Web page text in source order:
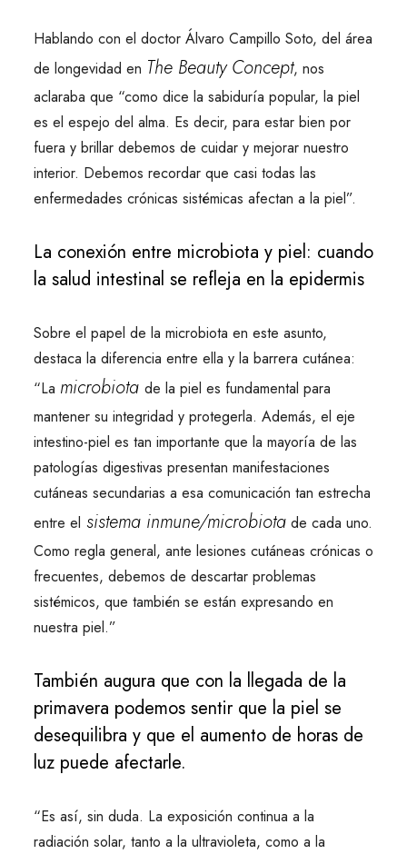
Hablando con el doctor Álvaro Campillo Soto, del área
de longevidad en The Beauty Concept, nos
aclaraba que “como dice la sabiduría popular, la piel
es el espejo del alma. Es decir, para estar bien por
fuera y brillar debemos de cuidar y mejorar nuestro
interior. Debemos recordar que casi todas las
enfermedades crónicas sistémicas afectan a la piel”.
La conexión entre microbiota y piel: cuando
la salud intestinal se refleja en la epidermis
Sobre el papel de la microbiota en este asunto,
destaca la diferencia entre ella y la barrera cutánea:
“La microbiota de la piel es fundamental para
mantener su integridad y protegerla. Además, el eje
intestino-piel es tan importante que la mayoría de las
patologías digestivas presentan manifestaciones
cutáneas secundarias a esa comunicación tan estrecha
entre el sistema inmune/microbiotade cada uno.
Como regla general, ante lesiones cutáneas crónicas o
frecuentes, debemos de descartar problemas
sistémicos, que también se están expresando en
nuestra piel.”
También augura que con la llegada de la
primavera podemos sentir que la piel se
desequilibra y que el aumento de horas de
luz puede afectarle.
“Es así, sin duda. La exposición continua a la
radiación solar, tanto a la ultravioleta, como a la